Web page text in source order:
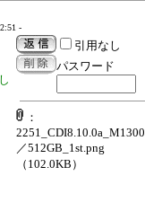
-
引用なし
パスワード
：
2251_CDI8.10.0a_M1300
／512GB_1st.png
（102.0KB）